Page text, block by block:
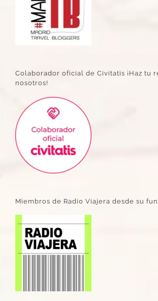
Colaborador oficial de Civitatis ¡Haz tu
nosotros!
Miembros de Radio Viajera desde su